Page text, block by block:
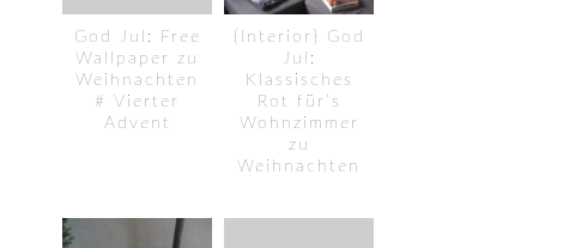
God Jul: Free
Wallpaper zu
Weihnachten
# Vierter
Advent
{Interior} God
Jul:
Klassisches
Rot für’s
Wohnzimmer
zu
Weihnachten